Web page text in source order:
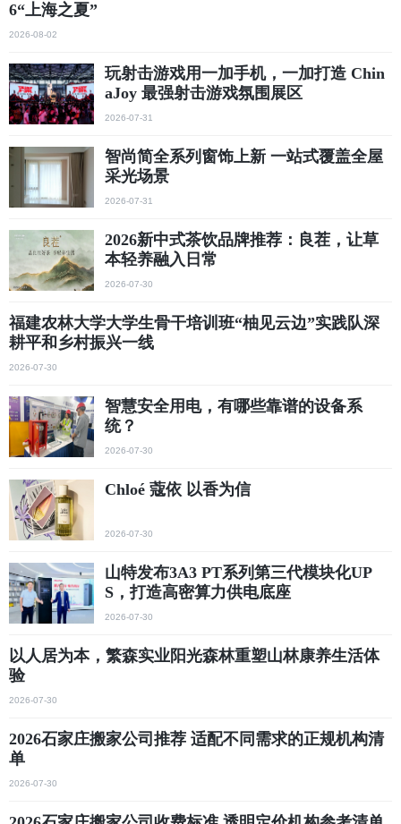
6“上海之夏”
2026-08-02
玩射击游戏用一加手机，一加打造 Chin
aJoy 最强射击游戏氛围展区
2026-07-31
智尚简全系列窗饰上新 一站式覆盖全屋
采光场景
2026-07-31
2026新中式茶饮品牌推荐：良茬，让草
本轻养融入日常
2026-07-30
福建农林大学大学生骨干培训班“柚见云边”实践队深
耕平和乡村振兴一线
2026-07-30
智慧安全用电，有哪些靠谱的设备系
统？
2026-07-30
Chloé 蔻依 以香为信
2026-07-30
山特发布3A3 PT系列第三代模块化UP
S，打造高密算力供电底座
2026-07-30
以人居为本，繁森实业阳光森林重塑山林康养生活体
验
2026-07-30
2026石家庄搬家公司推荐 适配不同需求的正规机构清
单
2026-07-30